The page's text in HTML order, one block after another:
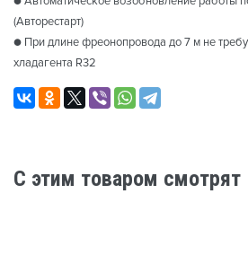
(Авторестарт)
● При длине фреонопровода до 7 м не
хладагента R32
C этим товаром смотрят